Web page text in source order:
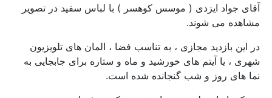
آقای جواد ایزدی ( موسس کوهسر ) با لباس سفید در تصویر
مشاهده می شوند.
در این بازدید مجازی ، به تناسب فضا ، المان های تلویزیون
شهری ، یا آیتم های خورشید و ماه و ستاره برای جابجایی به
نما های روز و شب گنجانده شده است.